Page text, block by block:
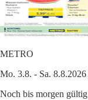
METRO
Mo. 3.8. - Sa. 8.8.2026
Noch bis morgen gültig